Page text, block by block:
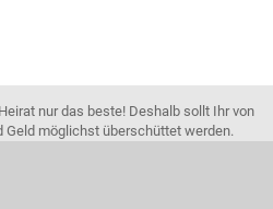
nur das beste! Deshalb sollt Ihr von
Geld möglichst überschüttet werden.